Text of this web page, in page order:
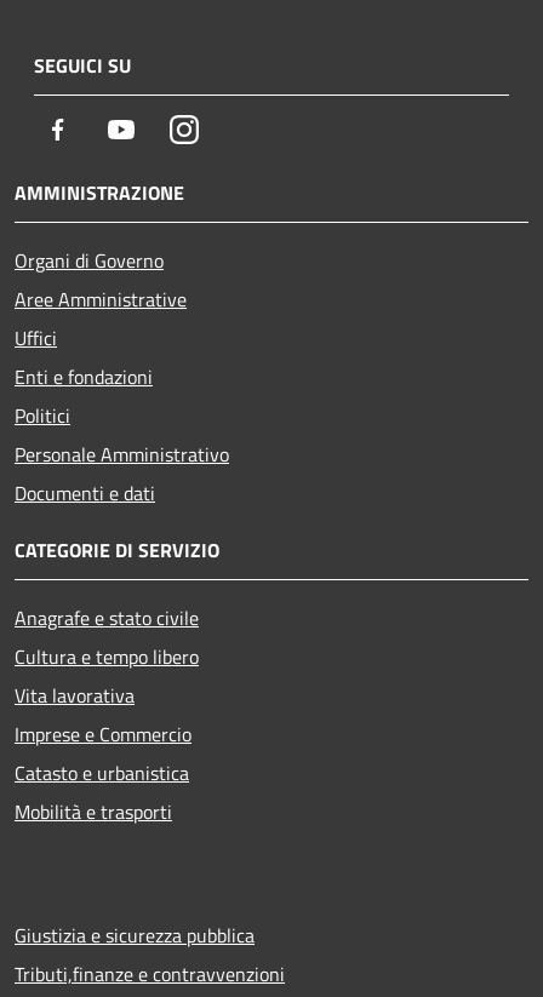
SEGUICI SU
Facebook YoutubeInstagram
AMMINISTRAZIONE
Organi di Governo
Aree Amministrative
Uffici
Enti e fondazioni
Politici
Personale Amministrativo
Documenti e dati
CATEGORIE DI SERVIZIO
Anagrafe e stato civile
Cultura e tempo libero
Vita lavorativa
Imprese e Commercio
Catasto e urbanistica
Mobilità e trasporti
Giustizia e sicurezza pubblica
Tributi,finanze e contravvenzioni